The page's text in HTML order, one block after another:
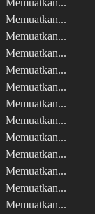
Memuatkan...
Memuatkan...
Memuatkan...
Memuatkan...
Memuatkan...
Memuatkan...
Memuatkan...
Memuatkan...
Memuatkan...
Memuatkan...
Memuatkan...
Memuatkan...